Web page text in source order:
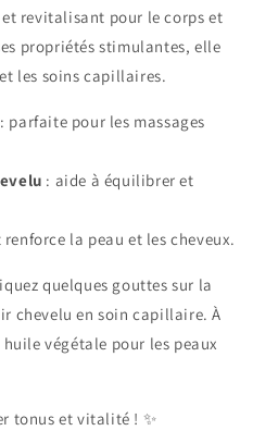
revitalisant pour le corps et
propriétés stimulantes, elle
les soins capillaires.
: parfaite pour les massages
: aide à équilibrer et
la peau et les cheveux.
quelques gouttes sur la
chevelu en soin capillaire. À
végétale pour les peaux
tonus et vitalité ! ✨